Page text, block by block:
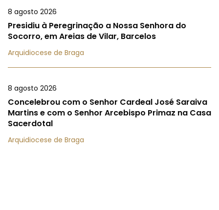
8 agosto 2026
Presidiu à Peregrinação a Nossa Senhora do
Socorro, em Areias de Vilar, Barcelos
Arquidiocese de Braga
8 agosto 2026
Concelebrou com o Senhor Cardeal José Saraiva
Martins e com o Senhor Arcebispo Primaz na Casa
Sacerdotal
Arquidiocese de Braga